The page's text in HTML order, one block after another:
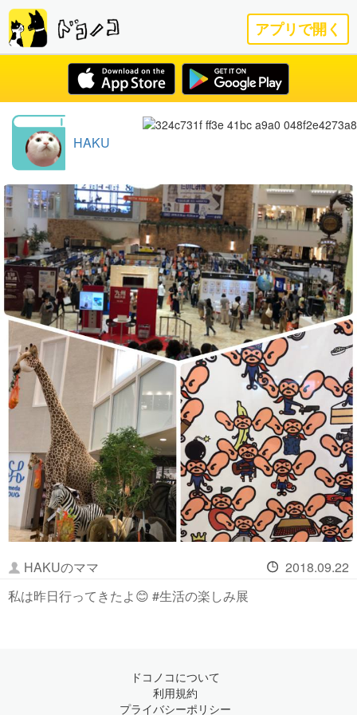
アプリで開く
HAKU
HAKUのママ
2018.09.22
私は昨日行ってきたよ😊 #生活の楽しみ展
ドコノコについて
利用規約
プライバシーポリシー